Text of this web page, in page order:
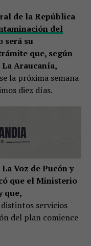
de la República
del
será su
que, según
Araucanía,
la próxima semana
diez días.
Voz de Pucón y
que el Ministerio
que,
servicios
del plan comience